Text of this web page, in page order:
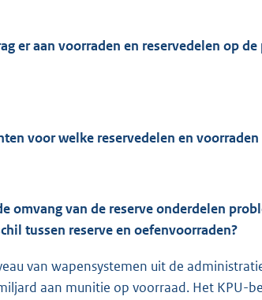
er aan voorraden en reservedelen op
voor welke reservedelen en
omvang van de reserve onderdelen
tussen reserve en oefenvoorraden?
van wapensystemen uit de
aan munitie op voorraad. Het KPU-